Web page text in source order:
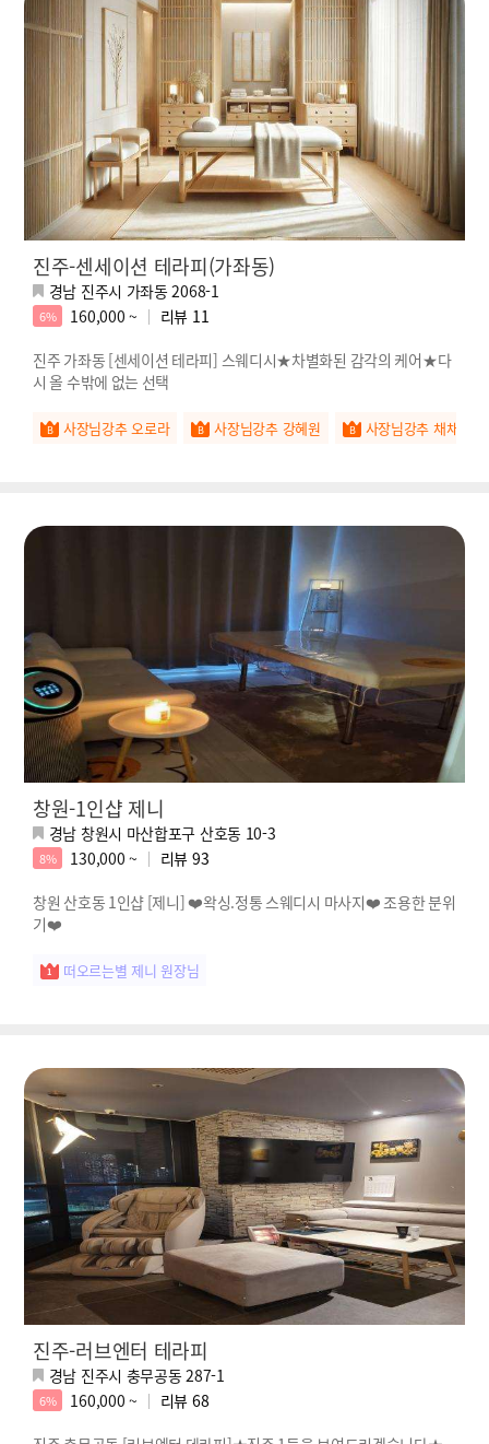
진주-센세이션 테라피(가좌동)
경남 진주시 가좌동 2068-1
6% 160,000 ~ 리뷰 11
진주 가좌동 [센세이션 테라피] 스웨디시★차별화된 감각의 케어★다
시 올 수밖에 없는 선택
사장님강추 오로라 사장님강추 강혜원 사장님강추 채채
창원-1인샵 제니
경남 창원시 마산합포구 산호동 10-3
8% 130,000 ~ 리뷰 93
창원 산호동 1인샵 [제니] ❤️왁싱.정통 스웨디시 마사지❤️ 조용한 분위
기❤️
떠오르는별 제니 원장님
진주-러브엔터 테라피
경남 진주시 충무공동 287-1
6% 160,000 ~ 리뷰 68